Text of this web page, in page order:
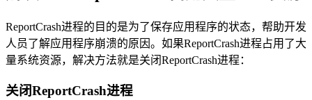
ReportCrash进程的目的是为了保存应用程序的状态，帮助开发
人员了解应用程序崩溃的原因。如果ReportCrash进程占用了大
量系统资源，解决方法就是关闭ReportCrash进程：
关闭ReportCrash进程